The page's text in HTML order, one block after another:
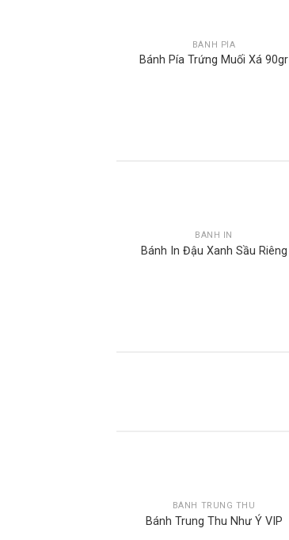
BÁNH PÍA
Bánh Pía Trứng Muối Xá 90gr
BÁNH IN
Bánh In Đậu Xanh Sầu Riêng
BÁNH TRUNG THU
Bánh Trung Thu Như Ý VIP